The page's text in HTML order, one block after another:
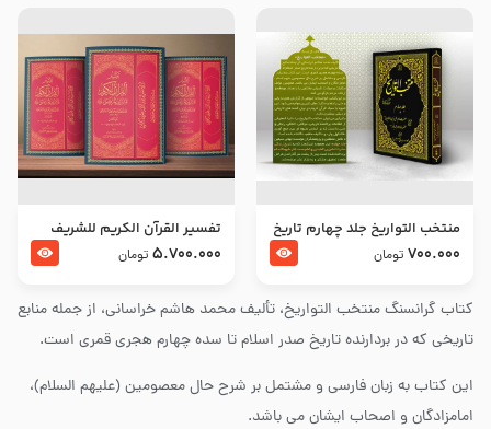
کتاب گرانسنگ منتخب التواريخ، تألیف محمد هاشم خراسانی، از جمله منابع
تاریخی که در بردارنده تاریخ صدر اسلام تا سده چهارم هجری قمری است.
این کتاب به زبان فارسی و مشتمل بر شرح حال معصومین (علیهم السلام)،
امامزادگان و اصحاب ایشان می باشد.
منتخب التواریخ جلد چهارم تاریخ
امام زین العابدین و امام محمد
700.000 تومان
تفسير القرآن الكريم للشريف
المرتضي قدس سرّه
5.700.000 تومان